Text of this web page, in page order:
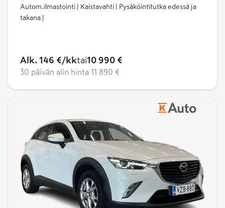
Autom.ilmastointi | Kaistavahti | Pysäköintitutka edessä ja
takana |
Alk. 146 €/kktai10 990 €
30 päivän alin hinta 11 890 €